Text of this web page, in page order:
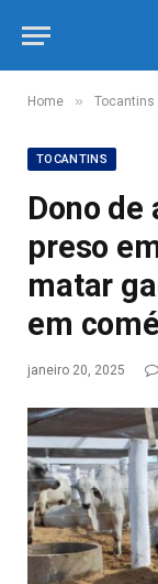
Home » Tocantins
TOCANTINS
Dono de
preso
matar
em
janeiro 20, 2025